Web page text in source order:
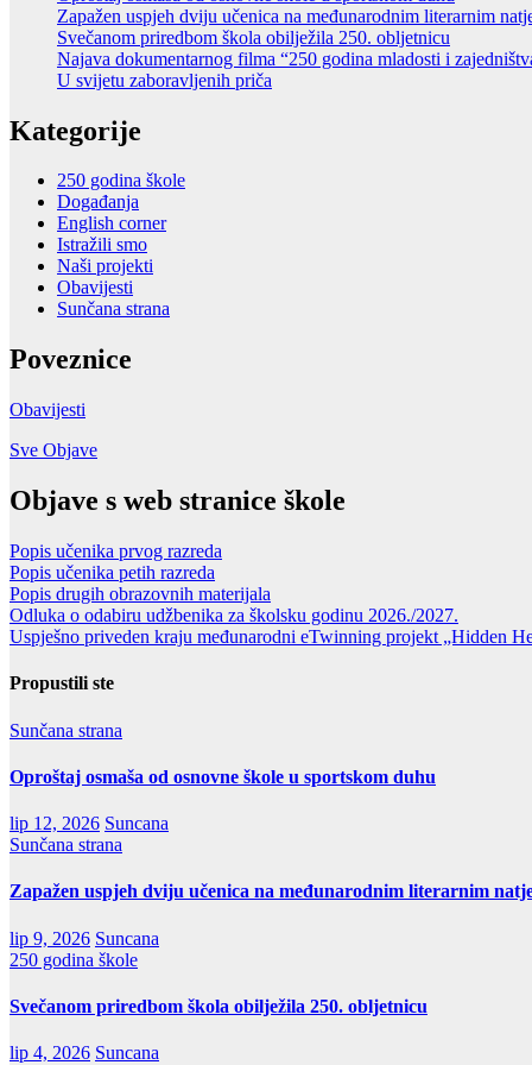
Zapažen uspjeh dviju učenica na međunarodnim literarnim
Svečanom priredbom škola obilježila 250. obljetnicu
Najava dokumentarnog filma “250 godina mladosti i
U svijetu zaboravljenih priča
Kategorije
250 godina škole
Događanja
English corner
Istražili smo
Naši projekti
Obavijesti
Sunčana strana
Poveznice
Obavijesti
Sve Objave
Objave s web stranice škole
Popis učenika prvog razreda
Popis učenika petih razreda
Popis drugih obrazovnih materijala
Odluka o odabiru udžbenika za školsku godinu 2026./2027.
Uspješno priveden kraju međunarodni eTwinning projekt „Hidden
Propustili ste
Sunčana strana
Oproštaj osmaša od osnovne škole u sportskom duhu
lip 12, 2026 Suncana
Sunčana strana
Zapažen uspjeh dviju učenica na međunarodnim literarnim
lip 9, 2026 Suncana
250 godina škole
Svečanom priredbom škola obilježila 250. obljetnicu
lip 4, 2026 Suncana